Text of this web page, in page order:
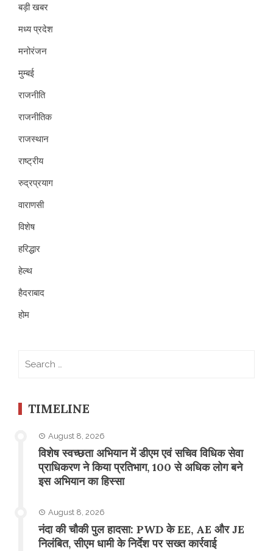
बड़ी खबर
मध्य प्रदेश
मनोरंजन
मुम्बई
राजनीति
राजनीतिक
राजस्थान
राष्ट्रीय
रुद्रप्रयाग
वाराणसी
विशेष
हरिद्धार
हेल्थ
हैदराबाद
होम
TIMELINE
August 8, 2026
विशेष स्वच्छता अभियान में डीएम एवं सचिव विधिक सेवा
प्राधिकरण ने किया प्रतिभाग, 100 से अधिक लोग बने
इस अभियान का हिस्सा
August 8, 2026
नंदा की चौकी पुल हादसा: PWD के EE, AE और JE
निलंबित, सीएम धामी के निर्देश पर सख्त कार्रवाई